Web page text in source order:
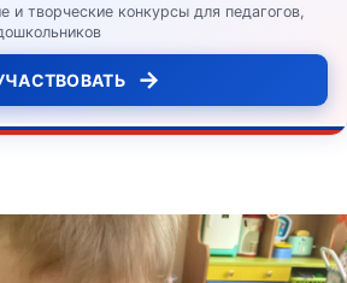
и творческие конкурсы для педагогов,
→